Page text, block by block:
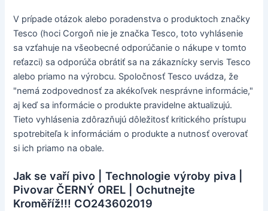
V prípade otázok alebo poradenstva o produktoch značky
Tesco (hoci Corgoň nie je značka Tesco, toto vyhlásenie
sa vzťahuje na všeobecné odporúčanie o nákupe v tomto
reťazci) sa odporúča obrátiť sa na zákaznícky servis Tesco
alebo priamo na výrobcu. Spoločnosť Tesco uvádza, že
"nemá zodpovednosť za akékoľvek nesprávne informácie,"
aj keď sa informácie o produkte pravidelne aktualizujú.
Tieto vyhlásenia zdôrazňujú dôležitosť kritického prístupu
spotrebiteľa k informáciám o produkte a nutnosť overovať
si ich priamo na obale.
Jak se vaří pivo | Technologie výroby piva |
Pivovar ČERNÝ OREL | Ochutnejte
Kroměříž!!! CO243602019